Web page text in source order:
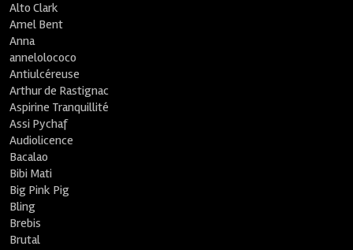
Alto Clark
Amel Bent
Anna
annelolococo
Antiulcéreuse
Arthur de Rastignac
Aspirine Tranquillité
Assi Pychaf
Audiolicence
Bacalao
Bibi Mati
Big Pink Pig
Bling
Brebis
Brutal